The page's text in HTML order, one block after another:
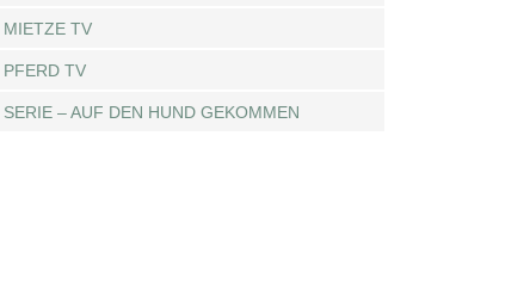
MIETZE TV
PFERD TV
SERIE – AUF DEN HUND GEKOMMEN